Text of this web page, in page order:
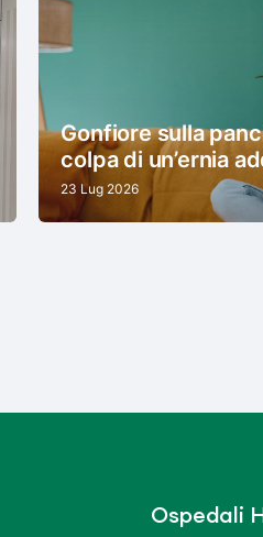
Gonfiore sulla
colpa di un’ernia
23 Lug 2026
Ospedali